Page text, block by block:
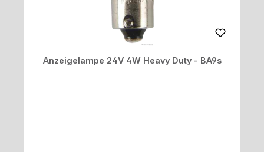
Anzeigelampe 24V 4W Heavy Duty - BA9s